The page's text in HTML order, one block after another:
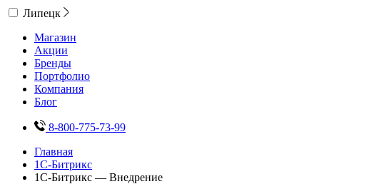
Липецк
Магазин
Акции
Бренды
Портфолио
Компания
Блог
8-800-775-73-99
Главная
1С-Битрикс
1С-Битрикс — Внедрение